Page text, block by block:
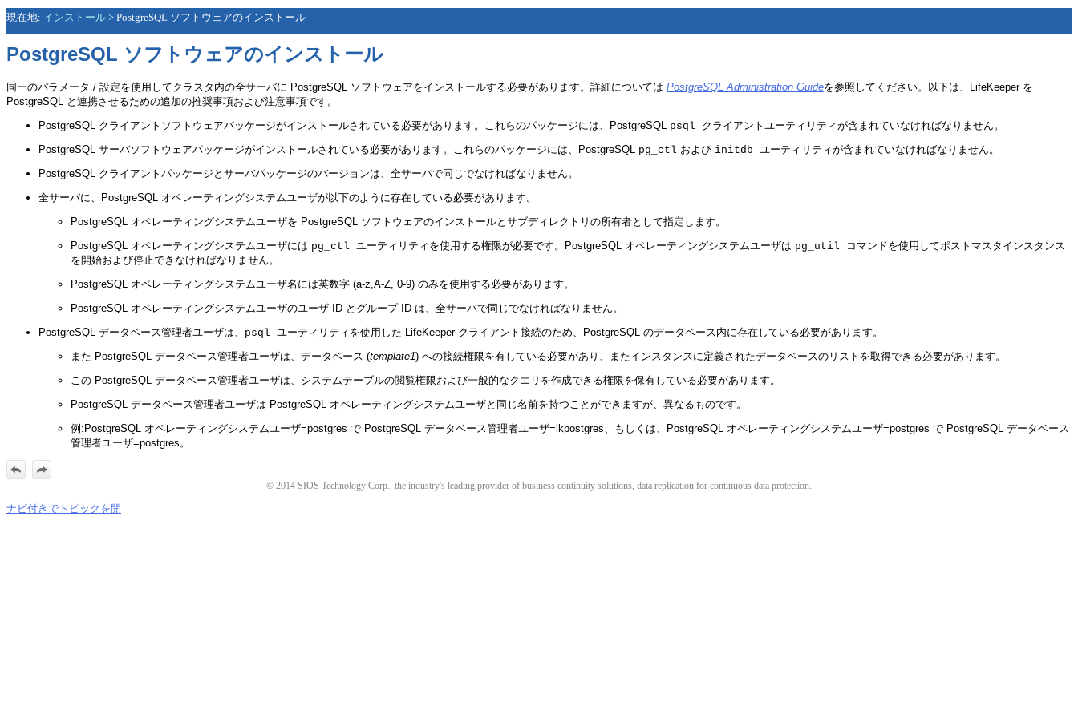
現在地: インストール > PostgreSQL ソフトウェアのインストール
PostgreSQL ソフトウェアのインストール
同一のパラメータ / 設定を使用してクラスタ内の全サーバに PostgreSQL ソフトウェアをインストールする必要があります。詳細については PostgreSQL Administration Guideを参照してください。以下は、LifeKeeper を
PostgreSQL と連携させるための追加の推奨事項および注意事項です。
PostgreSQL クライアントソフトウェアパッケージがインストールされている必要があります。これらのパッケージには、PostgreSQL psql クライアントユーティリティが含まれていなければなりません。
PostgreSQL サーバソフトウェアパッケージがインストールされている必要があります。これらのパッケージには、PostgreSQL pg_ctl および initdb ユーティリティが含まれていなければなりません。
PostgreSQL クライアントパッケージとサーバパッケージのバージョンは、全サーバで同じでなければなりません。
全サーバに、PostgreSQL オペレーティングシステムユーザが以下のように存在している必要があります。
PostgreSQL オペレーティングシステムユーザを PostgreSQL ソフトウェアのインストールとサブディレクトリの所有者として指定します。
PostgreSQL オペレーティングシステムユーザには pg_ctl ユーティリティを使用する権限が必要です。PostgreSQL オペレーティングシステムユーザは pg_util
コマンドを使用してポストマスタインスタンス
を開始および停止できなければなりません。
PostgreSQL オペレーティングシステムユーザ名には英数字 (a-z,A-Z, 0-9) のみを使用する必要があります。
PostgreSQL オペレーティングシステムユーザのユーザ ID とグループ ID は、全サーバで同じでなければなりません。
PostgreSQL データベース管理者ユーザは、 psql ユーティリティを使用した LifeKeeper クライアント接続のため、PostgreSQL のデータベース内に存在している必要があります。
また PostgreSQL データベース管理者ユーザは、データベース (template1) への接続権限を有している必要があり、またインスタンスに定義されたデータベースのリストを取得できる必要があります。
この PostgreSQL データベース管理者ユーザは、システムテーブルの閲覧権限および一般的なクエリを作成できる権限を保有している必要があります。
PostgreSQL データベース管理者ユーザは PostgreSQL オペレーティングシステムユーザと同じ名前を持つことができますが、異なるものです。
例:PostgreSQL オペレーティングシステムユーザ=postgres で PostgreSQL データベース管理者ユーザ=lkpostgres、もしくは、PostgreSQL オペレーティングシステムユーザ=postgres で PostgreSQL データベース
管理者ユーザ=postgres。
© 2014 SIOS Technology Corp., the industry's leading provider of business continuity solutions, data replication for continuous data protection.
ナビ付きでトピックを開